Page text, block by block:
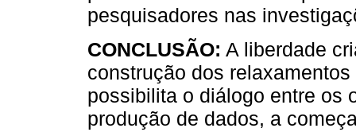
pesquisadores nas
CONCLUSÃO: A liberdade
construção dos
possibilita o diálogo entre os
produção de dados, a